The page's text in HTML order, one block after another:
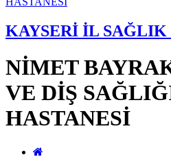
KAYSERİ İL SAĞLIK
NİMET
VE DİŞ
HASTANESİ